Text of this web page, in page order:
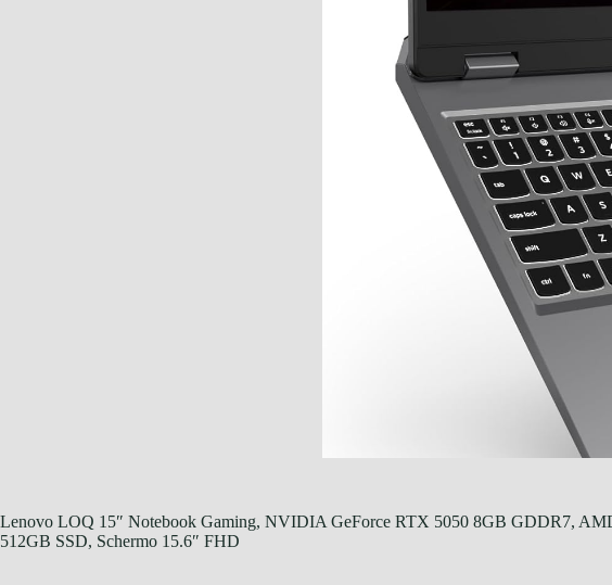
Lenovo LOQ 15″ Notebook Gaming, NVIDIA GeForce RTX 5050 8GB GDDR7,
512GB SSD, Schermo 15.6″ FHD